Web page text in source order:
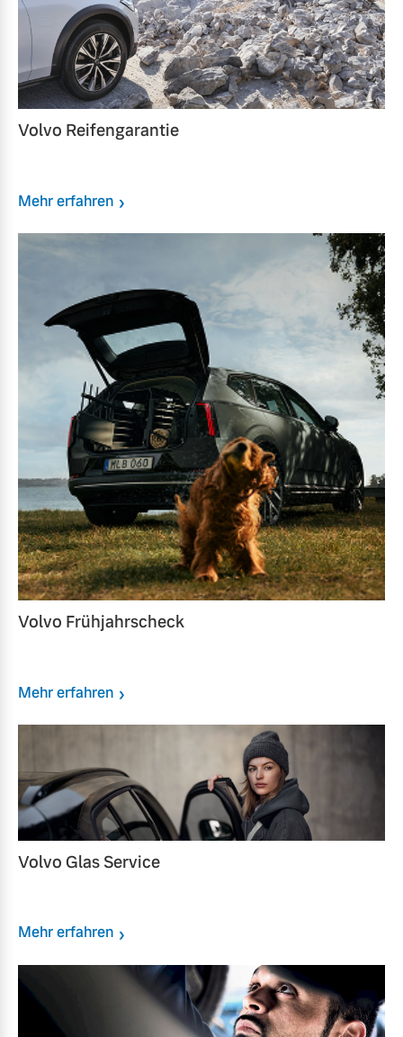
Volvo Reifengarantie
Mehr erfahren
Volvo Frühjahrscheck
Mehr erfahren
Volvo Glas Service
Mehr erfahren